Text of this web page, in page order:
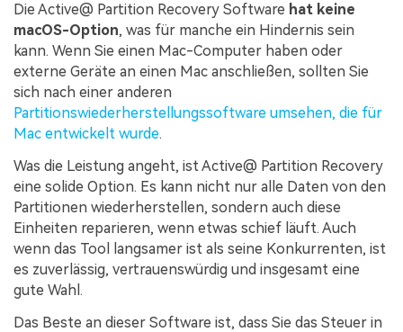
Die Active@ Partition Recovery Software hat keine
macOS-Option, was für manche ein Hindernis sein
kann. Wenn Sie einen Mac-Computer haben oder
externe Geräte an einen Mac anschließen, sollten Sie
sich nach einer anderen
Partitionswiederherstellungssoftware umsehen, die für
Mac entwickelt wurde.
Was die Leistung angeht, ist Active@ Partition Recovery
eine solide Option. Es kann nicht nur alle Daten von den
Partitionen wiederherstellen, sondern auch diese
Einheiten reparieren, wenn etwas schief läuft. Auch
wenn das Tool langsamer ist als seine Konkurrenten, ist
es zuverlässig, vertrauenswürdig und insgesamt eine
gute Wahl.
Das Beste an dieser Software ist, dass Sie das Steuer in